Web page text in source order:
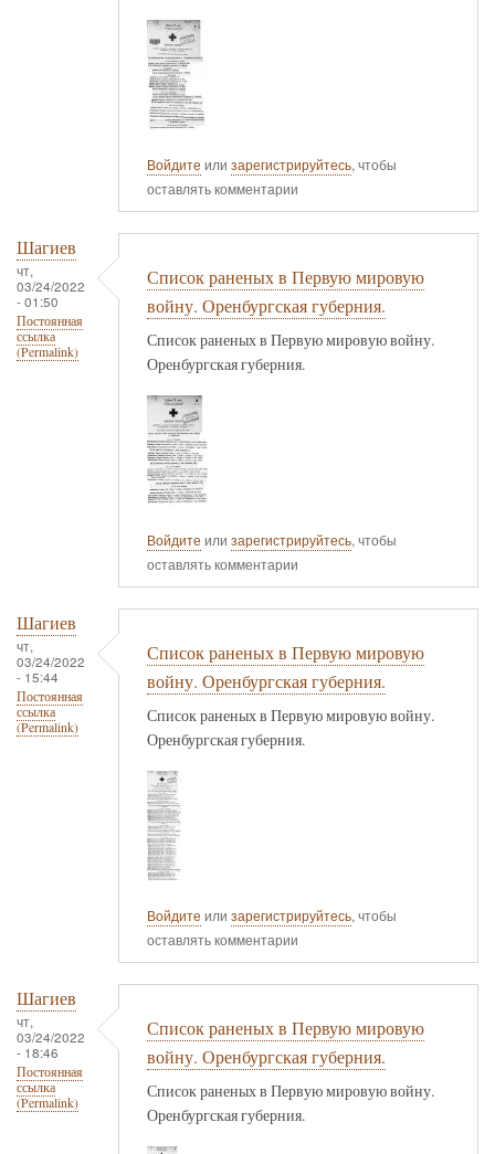
Войдите или зарегистрируйтесь, чтобы
оставлять комментарии
Шагиев
чт,
03/24/2022
- 01:50
Постоянная
ссылка
(Permalink)
Список раненых в Первую мировую
войну. Оренбургская губерния.
Список раненых в Первую мировую войну.
Оренбургская губерния.
Войдите или зарегистрируйтесь, чтобы
оставлять комментарии
Шагиев
чт,
03/24/2022
- 15:44
Постоянная
ссылка
(Permalink)
Список раненых в Первую мировую
войну. Оренбургская губерния.
Список раненых в Первую мировую войну.
Оренбургская губерния.
Войдите или зарегистрируйтесь, чтобы
оставлять комментарии
Шагиев
чт,
03/24/2022
- 18:46
Постоянная
ссылка
(Permalink)
Список раненых в Первую мировую
войну. Оренбургская губерния.
Список раненых в Первую мировую войну.
Оренбургская губерния.